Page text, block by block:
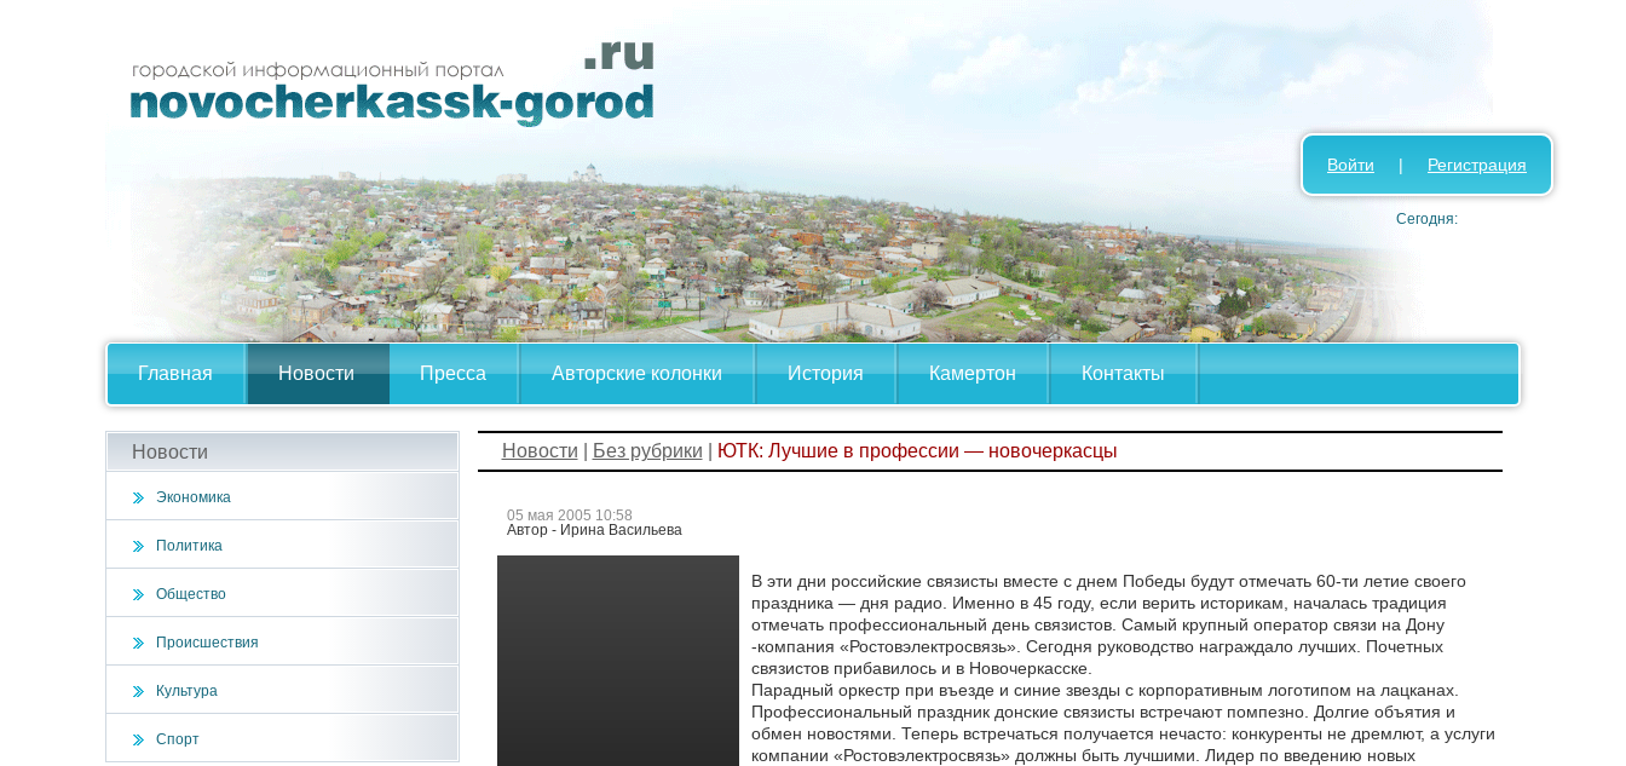
Главная Новости Пресса Авторские колонки История Камертон Контакты
Войти | Регистрация
Сегодня:
Новости
Экономика
Политика
Общество
Происшествия
Культура
Спорт
Новости Без рубрики ЮТК: Лучшие в профессии — новочеркасцы
05 мая 2005 10:58
Автор - Ирина Васильева
В эти дни российские связисты вместе с днем Победы будут отмечать 60-ти летие своего
праздника — дня радио. Именно в 45 году, если верить историкам, началась традиция
отмечать профессиональный деньсвязистов. Самый крупный оператор связи на Дону
-компания «Ростовэлектросвязь». Сегодня руководство награждало лучших. Почетных
связистов прибавилось и в Новочеркасске.
Парадный оркестр при въезде и синие звезды с корпоративным логотипом на лацканах.
Профессиональный праздник донские связисты встречают помпезно. Долгие объятия и
обмен новостями. Теперь встречаться получается нечасто: конкуренты не дремлют, а услуги
компании «Ростовэлектросвязь» должны быть лучшими. Лидер по введению новых